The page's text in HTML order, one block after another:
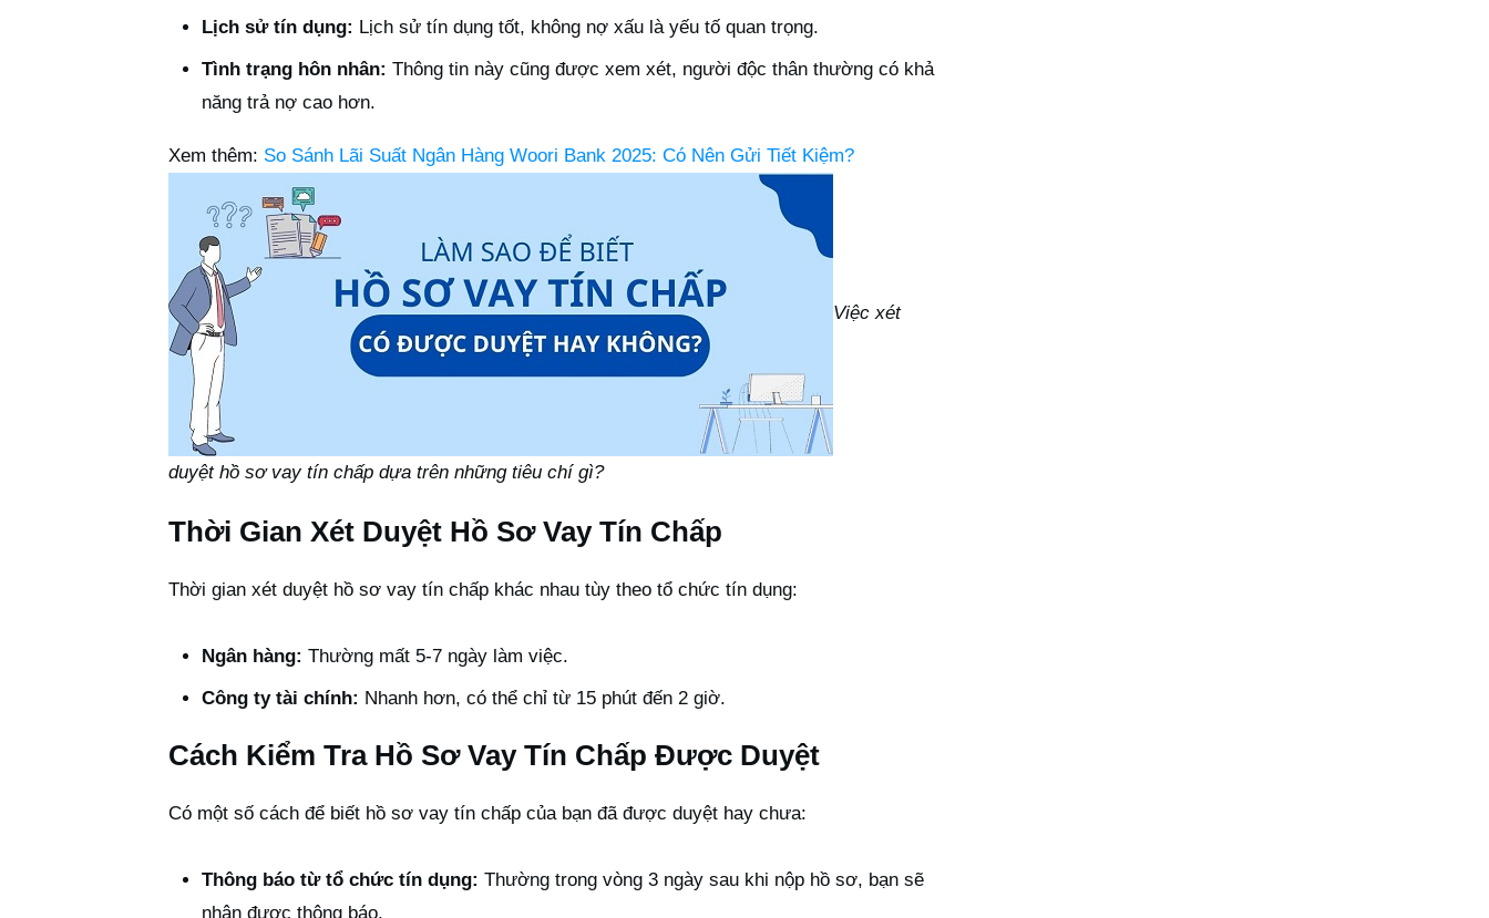
Lịch sử tín dụng: Lịch sử tín dụng tốt, không nợ xấu là yếu tố quan trọng.
Tình trạng hôn nhân: Thông tin này cũng được xem xét, người độc thân thường có khả
năng trả nợ cao hơn.
Xem thêm: So Sánh Lãi Suất Ngân Hàng Woori Bank 2025: Có Nên Gửi Tiết Kiệm?
Việc xét
duyệt hồ sơ vay tín chấp dựa trên những tiêu chí gì?
Thời Gian Xét Duyệt Hồ Sơ Vay Tín Chấp
Thời gian xét duyệt hồ sơ vay tín chấp khác nhau tùy theo tổ chức tín dụng:
Ngân hàng: Thường mất 5-7 ngày làm việc.
Công ty tài chính: Nhanh hơn, có thể chỉ từ 15 phút đến 2 giờ.
Cách Kiểm Tra Hồ Sơ Vay Tín Chấp Được Duyệt
Có một số cách để biết hồ sơ vay tín chấp của bạn đã được duyệt hay chưa:
Thông báo từ tổ chức tín dụng: Thường trong vòng 3 ngày sau khi nộp hồ sơ, bạn sẽ
nhận được thông báo.